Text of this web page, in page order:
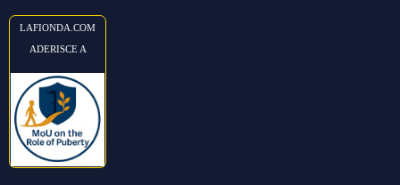
LAFIONDA.COM
ADERISCE A